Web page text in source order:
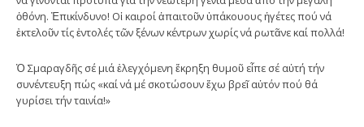
ὀθόνη. Ἐπικίνδυνο! Οἱ καιροί ἀπαιτοῦν ὑπάκουους ἡγέτες πού νά
ἐκτελοῦν τίς ἐντολές τῶν ξένων κέντρων χωρίς νά ρωτᾶνε καί πολλά!
Ὁ Σμαραγδῆς σέ μιά ἐλεγχόμενη ἔκρηξη θυμοῦ εἶπε σέ αὐτή τήν
συνέντευξη πώς «καί νά μέ σκοτώσουν ἔχω βρεῖ αὐτόν πού θά
γυρίσει τήν ταινία!»